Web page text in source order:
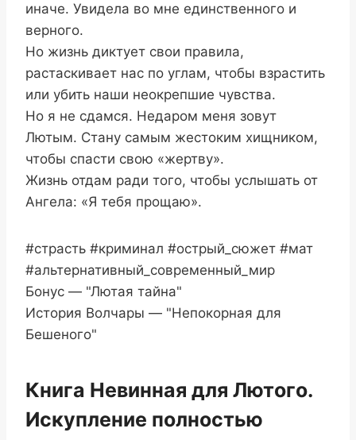
иначе. Увидела во мне единственного и
верного.
Но жизнь диктует свои правила,
растаскивает нас по углам, чтобы взрастить
или убить наши неокрепшие чувства.
Но я не сдамся. Недаром меня зовут
Лютым. Стану самым жестоким хищником,
чтобы спасти свою «жертву».
Жизнь отдам ради того, чтобы услышать от
Ангела: «Я тебя прощаю».
#страсть #криминал #острый_сюжет #мат
#альтернативный_современный_мир
Бонус — "Лютая тайна"
История Волчары — "Непокорная для
Бешеного"
Книга Невинная для Лютого.
Искупление полностью